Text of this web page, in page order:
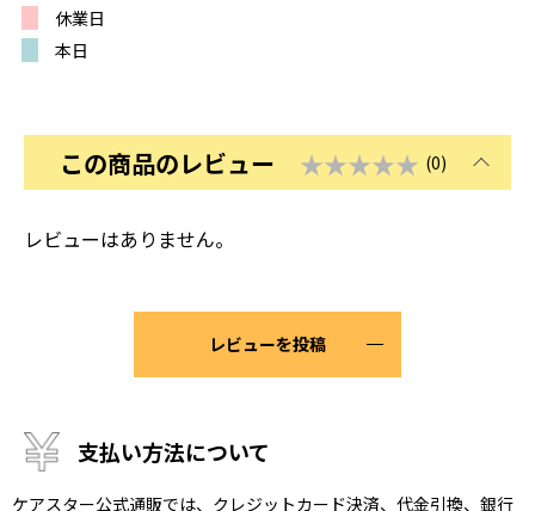
休業日
本日
この商品のレビュー ★★★★★ (0)
レビューはありません。
レビューを投稿
支払い方法について
ケアスター公式通販では、クレジットカード決済、代金引換、銀行